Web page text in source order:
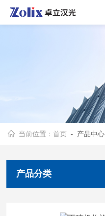
当前位置：首页 - 产品中心
产品分类